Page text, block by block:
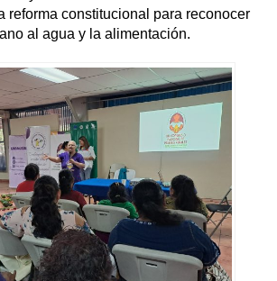
reforma constitucional para reconocer
al agua y la alimentación.